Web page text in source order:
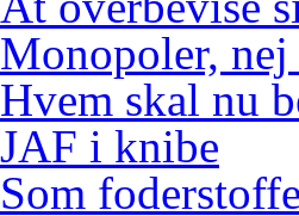
Monopoler, nej
Hvem skal nu
JAF i knibe
Som